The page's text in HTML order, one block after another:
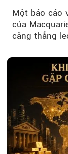
Một báo cáo
của
căng thẳng